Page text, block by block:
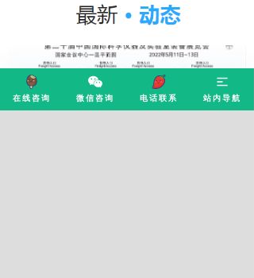
在线咨询 微信咨询 电话联系 站内导航